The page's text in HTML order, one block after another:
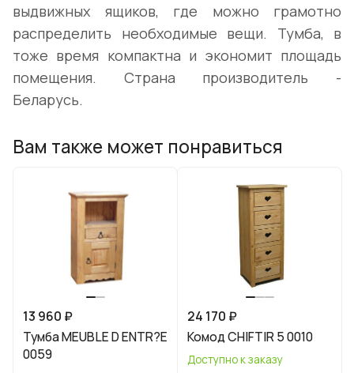
выдвижных ящиков, где можно грамотно
распределить необходимые вещи. Тумба, в
тоже время компактна и экономит площадь
помещения. Страна производитель -
Беларусь.
Вам также может понравиться
13 960 ₽
Тумба MEUBLE D ENTR?E
0059
24 170 ₽
Комод CHIFTIR 5 0010
Доступно к заказу